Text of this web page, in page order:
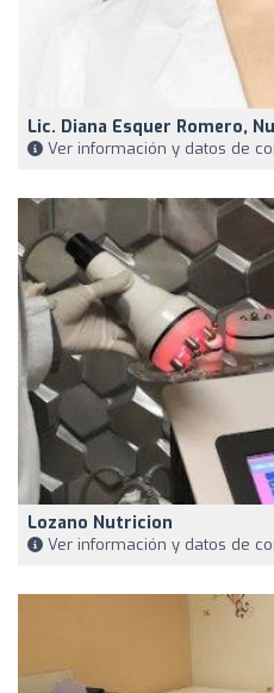
Lic. Diana Esquer Romero,
Ver información y datos de
Lozano Nutricion
Ver información y datos de